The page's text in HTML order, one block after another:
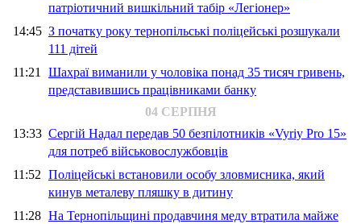
патріотичний вишкільний табір «Легіонер»
14:45 З початку року тернопільські поліцейські розшукали
111 дітей
11:21 Шахраї виманили у чоловіка понад 35 тисяч гривень,
представившись працівниками банку
04 СЕРПНЯ
13:33 Сергій Надал передав 50 безпілотників «Vyriy Pro 15»
для потреб військовослужбовців
11:52 Поліцейські встановили особу зловмисника, який
кинув металеву пляшку в дитину
11:28 На Тернопільщині продавчиня меду втратила майже